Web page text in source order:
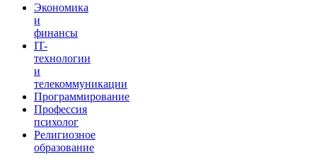
Экономика
и
финансы
IT-
технологии
и
телекоммуникации
Программирование
Профессия
психолог
Религиозное
образование